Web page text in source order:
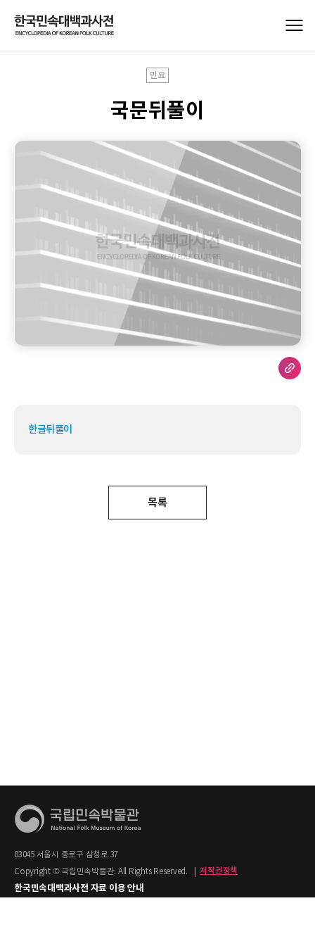
민요
국문뒤풀이
한글뒤풀이
목록
03045 서울시 종로구 삼청로 37
Copyright © 국립민속박물관. All Rights Reserved.
저작권정책
한국민속대백과사전 자료 이용 안내